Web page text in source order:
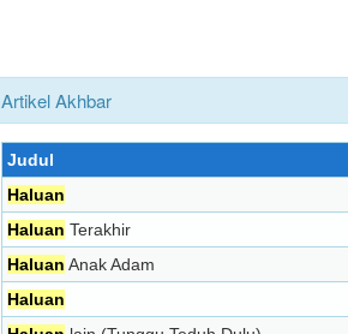
Artikel Akhbar
Judul
Haluan
Haluan Terakhir
Haluan Anak Adam
Haluan